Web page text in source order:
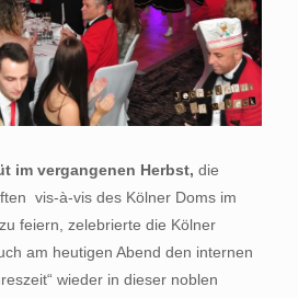
im vergangenen Herbst, die
vis-à-vis des Kölner Doms im
feiern, zelebrierte die Kölner
am heutigen Abend den internen
wieder in dieser noblen